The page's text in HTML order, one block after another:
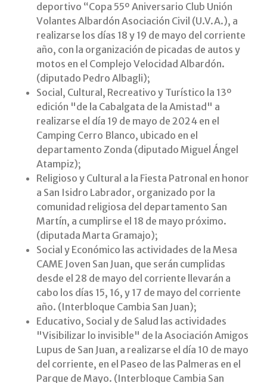
deportivo “Copa 55º Aniversario Club Unión
Volantes Albardón Asociación Civil (U.V.A.), a
realizarse los días 18 y 19 de mayo del corriente
año, con la organización de picadas de autos y
motos en el Complejo Velocidad Albardón.
(diputado Pedro Albagli);
Social, Cultural, Recreativo y Turístico la 13º
edición "de la Cabalgata de la Amistad" a
realizarse el día 19 de mayo de 2024 en el
Camping Cerro Blanco, ubicado en el
departamento Zonda (diputado Miguel Ángel
Atampiz);
Religioso y Cultural a la Fiesta Patronal en honor
a San Isidro Labrador, organizado por la
comunidad religiosa del departamento San
Martín, a cumplirse el 18 de mayo próximo.
(diputada Marta Gramajo);
Social y Económico las actividades de la Mesa
CAME Joven San Juan, que serán cumplidas
desde el 28 de mayo del corriente llevarán a
cabo los días 15, 16, y 17 de mayo del corriente
año. (Interbloque Cambia San Juan);
Educativo, Social y de Salud las actividades
"Visibilizar lo invisible" de la Asociación Amigos
Lupus de San Juan, a realizarse el día 10 de mayo
del corriente, en el Paseo de las Palmeras en el
Parque de Mayo. (Interbloque Cambia San